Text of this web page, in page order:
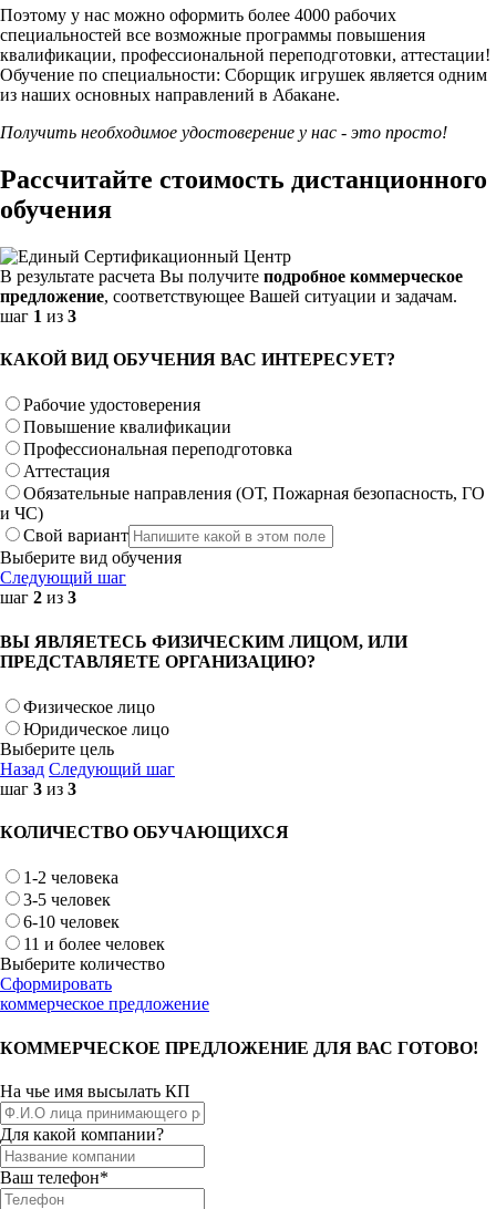
Поэтому у нас можно оформить более 4000 рабочих
специальностей все возможные программы повышения
квалификации, профессиональной переподготовки, аттестации!
Обучение по специальности: Сборщик игрушек является одним
из наших основных направлений в Абакане.
Получить необходимое удостоверение у нас - это просто!
Рассчитайте стоимость дистанционного
обучения
В результате расчета Вы получите подробное коммерческое
предложение, соответствующее Вашей ситуации и задачам.
шаг 1 из 3
КАКОЙ ВИД ОБУЧЕНИЯ ВАС ИНТЕРЕСУЕТ?
Рабочие удостоверения
Повышение квалификации
Профессиональная переподготовка
Аттестация
Обязательные направления (ОТ, Пожарная безопасность, ГО
и ЧС)
Свой вариант
Выберите вид обучения
Следующий шаг
шаг 2 из 3
ВЫ ЯВЛЯЕТЕСЬ ФИЗИЧЕСКИМ ЛИЦОМ, ИЛИ
ПРЕДСТАВЛЯЕТЕ ОРГАНИЗАЦИЮ?
Физическое лицо
Юридическое лицо
Выберите цель
Назад Следующий шаг
шаг 3 из 3
КОЛИЧЕСТВО ОБУЧАЮЩИХСЯ
1-2 человека
3-5 человек
6-10 человек
11 и более человек
Выберите количество
Сформировать
коммерческое предложение
КОММЕРЧЕСКОЕ ПРЕДЛОЖЕНИЕ ДЛЯ ВАС ГОТОВО!
На чье имя высылать КП
Для какой компании?
Ваш телефон*